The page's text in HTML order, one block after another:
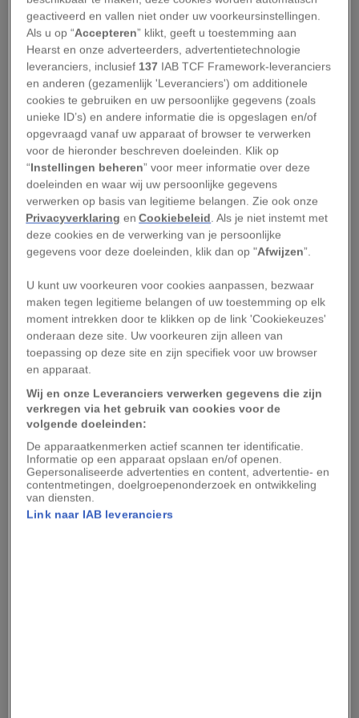
De echte D’Artagnan
achter het beroemde
verhaal
‘Eén voor allen en allen voor één,’ roepen de
musketiers, terwijl ze hun degens kruisen. Het
zijn D’Artagnan en de drie musketiers Athos,
Porthos en Aramis, die in Alexandre Dumas’
klassiekerDe drie musketiersuit 1844 Frankrijk
redden van kardinaal Richelieu, die een
is dat het wereldberoemde verhaal is gebaseerd
op historische personen en gebeurtenissen die
werkelijk hebben plaatsgevonden.
Het personage D’Artagnan is afgeleid van het
leven van Charles de Batz de Castelmore, een
Franse edelman en musketier in het leger van
Zonnekoning
Lodewijk XIV
. Dumas stuit tijdens
historisch onderzoek opMémoires de M.
d’Artagnan, een gefictionaliseerde biografie over
De Batz de Castelmore, geschreven door Gatien
geactiveerd en vallen niet onder uw voorkeursinstellingen.
Als u op “Accepteren” klikt, geeft u toestemming aan
Hearst en onze adverteerders, advertentietechnologie
leveranciers, inclusief 137 IAB TCF Framework-leveranciers
en anderen (gezamenlijk 'Leveranciers') om additionele
cookies te gebruiken en uw persoonlijke gegevens (zoals
unieke ID’s) en andere informatie die is opgeslagen en/of
opgevraagd vanaf uw apparaat of browser te verwerken
voor de hieronder beschreven doeleinden. Klik op
“Instellingen beheren” voor meer informatie over deze
doeleinden en waar wij uw persoonlijke gegevens
verwerken op basis van legitieme belangen. Zie ook onze
Privacyverklaring enCookiebeleid. Als je niet instemt met
deze cookies en de verwerking van je persoonlijke
gegevens voor deze doeleinden, klik dan op "Afwijzen”.
U kunt uw voorkeuren voor cookies aanpassen, bezwaar
maken tegen legitieme belangen of uw toestemming op elk
moment intrekken door te klikken op de link 'Cookiekeuzes'
onderaan deze site. Uw voorkeuren zijn alleen van
toepassing op deze site en zijn specifiek voor uw browser
en apparaat.
Wij en onze Leveranciers verwerken gegevens die zijn
verkregen via het gebruik van cookies voor de
volgende doeleinden:
De apparaatkenmerken actief scannen ter identificatie.
Informatie op een apparaat opslaan en/of openen.
Gepersonaliseerde advertenties en content, advertentie- en
contentmetingen, doelgroepenonderzoek en ontwikkeling
van diensten.
Link naar IAB leveranciers